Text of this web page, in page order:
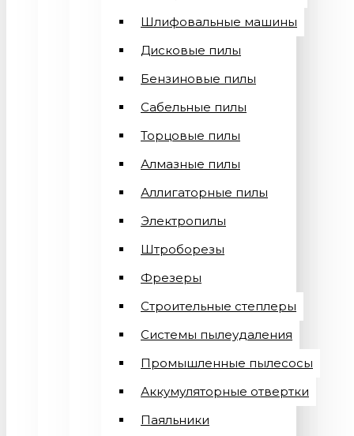
Шлифовальные машины
Дисковые пилы
Бензиновые пилы
Сабельные пилы
Торцовые пилы
Алмазные пилы
Аллигаторные пилы
Электропилы
Штроборезы
Фрезеры
Строительные степлеры
Системы пылеудаления
Промышленные пылесосы
Аккумуляторные отвертки
Паяльники